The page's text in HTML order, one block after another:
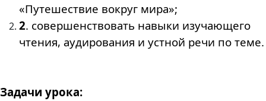
«Путешествие вокруг мира»;
2. совершенствовать навыки изучающего
чтения, аудирования и устной речи по теме.
Задачи урока: